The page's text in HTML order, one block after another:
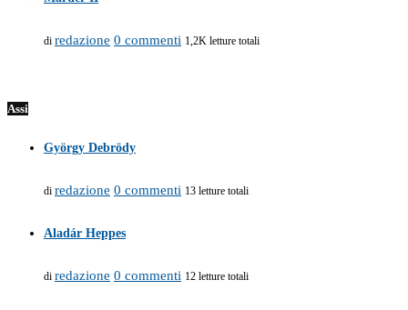
di redazione 0 commenti 1,2K letture totali
Assi
György Debrödy
di redazione 0 commenti 13 letture totali
Aladár Heppes
di redazione 0 commenti 12 letture totali